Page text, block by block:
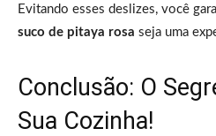
Evitando esses deslizes, você
suco de pitaya rosa seja uma
Conclusão: O
Sua Cozinha!